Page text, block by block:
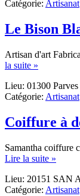
Catégorie: Artisanat
Le Bison
Artisan d'art
la suite »
Bison
Blanc
Lieu: 01300 Parves
Catégorie: Artisanat
Coiffure à
Samantha coiffure
Lire la suite »
à
Lieu: 20151 SAN
Catégorie: Artisanat